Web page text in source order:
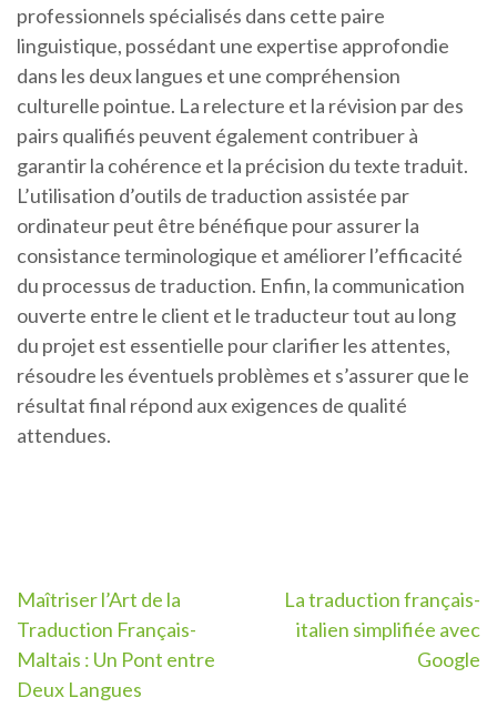
professionnels spécialisés dans cette paire
linguistique, possédant une expertise approfondie
dans les deux langues et une compréhension
culturelle pointue. La relecture et la révision par des
pairs qualifiés peuvent également contribuer à
garantir la cohérence et la précision du texte traduit.
L’utilisation d’outils de traduction assistée par
ordinateur peut être bénéfique pour assurer la
consistance terminologique et améliorer l’efficacité
du processus de traduction. Enfin, la communication
ouverte entre le client et le traducteur tout au long
du projet est essentielle pour clarifier les attentes,
résoudre les éventuels problèmes et s’assurer que le
résultat final répond aux exigences de qualité
attendues.
Navigation
de
l’article
Maîtriser l’Art de la
Traduction Français-
Maltais : Un Pont entre
Deux Langues
La traduction français-
italien simplifiée avec
Google